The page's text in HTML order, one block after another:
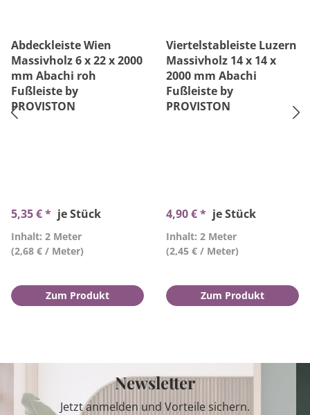
Abdeckleiste Wien
Massivholz 6 x 22 x 2000
mm Abachi roh
Fußleiste by
PROVISTON
5,35 € * je Stück
Inhalt: 2 Meter
(2,68 € / Meter)
Zum Produkt
Viertelstableiste Luzern
Massivholz 14 x 14 x
2000 mm Abachi
Fußleiste by
PROVISTON
4,90 € * je Stück
Inhalt: 2 Meter
(2,45 € / Meter)
Zum Produkt
Newsletter
Jetzt anmelden und Vorteile sichern.